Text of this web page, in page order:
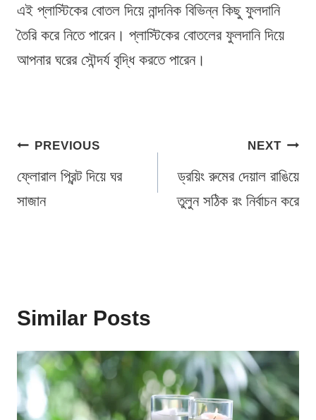
এই প্লাস্টিকের বোতল দিয়ে নান্দনিক বিভিন্ন কিছু ফুলদানি
তৈরি করে নিতে পারেন। প্লাস্টিকের বোতলের ফুলদানি দিয়ে
আপনার ঘরের সৌন্দর্য বৃদ্ধি করতে পারেন।
Post
navigation
PREVIOUS
ফ্লোরাল প্রিন্ট দিয়ে ঘর
সাজান
NEXT
ড্রয়িং রুমের দেয়াল রাঙিয়ে
তুলুন সঠিক রং নির্বাচন করে
Similar Posts